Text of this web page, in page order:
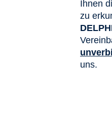
Ihnen
zu
uns.